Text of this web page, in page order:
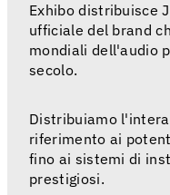
Exhibo distribuisce
ufficiale del brand
mondiali dell'audio
secolo.
Distribuiamo
riferimento ai
fino ai sistemi di
prestigiosi.